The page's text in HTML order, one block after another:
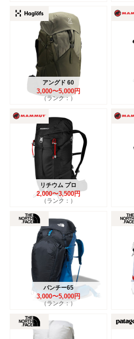
アングド 60
3,000〜5,000円
（ランク：）
リチウム プロ
2,000〜3,500円
（ランク：）
バンチー65
3,000〜5,000円
（ランク：）